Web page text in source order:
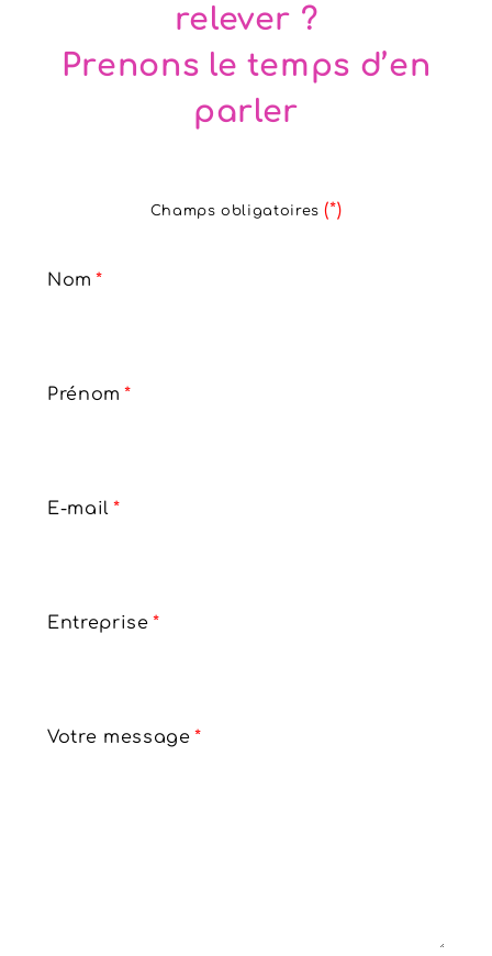
relever ?
Prenons le temps d’en
parler
Champs obligatoires(*)
Nom *
Prénom *
E-mail *
Entreprise *
Votre message *